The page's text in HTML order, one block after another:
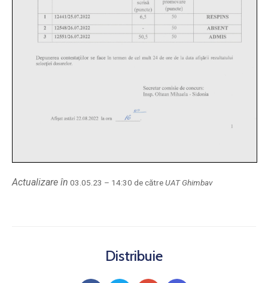
Actualizare în 03.05.23 – 14:30 de cătreUAT Ghimbav
Distribuie